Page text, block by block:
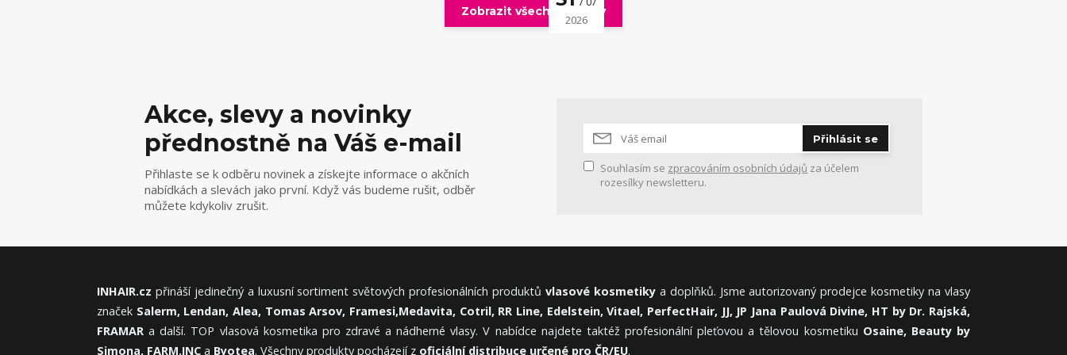
2026
Zobrazit všechny články
Akce, slevy a novinky
přednostně na Váš e-mail
Přihlaste se k odběru novinek a získejte informace o akčních
nabídkách a slevách jako první. Když vás budeme rušit, odběr
můžete kdykoliv zrušit.
Přihlásit se
Souhlasím se zpracováním osobních údajů za účelem
rozesílky newsletteru.
INHAIR.cz přináší jedinečný a luxusní sortiment světových profesionálních produktů vlasové kosmetikya doplňků. Jsme autorizovaný prodejce kosmetiky na vlasy
značek Salerm, Lendan, Alea, Tomas Arsov, Framesi,Medavita, Cotril, RR Line, Edelstein, Vitael, PerfectHair, JJ, JP Jana Paulová Divine, HT by Dr. Rajská,
FRAMAR a další. TOP vlasová kosmetika pro zdravé a nádherné vlasy. V nabídce najdete taktéž profesionální pleťovou a tělovou kosmetiku Osaine, Beauty by
Simona, FARM.INC a Byotea. Všechny produkty pocházejí z oficiální distribuce určené pro ČR/EU.